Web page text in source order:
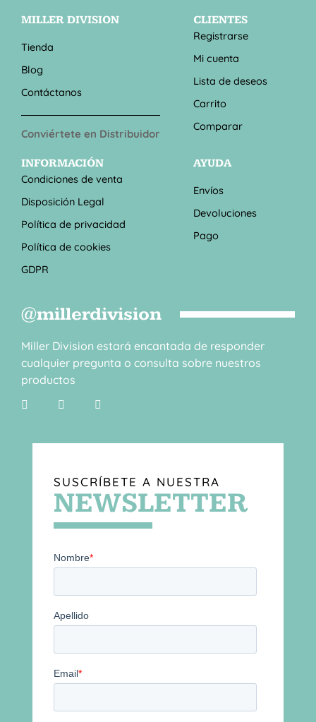
MILLER DIVISION
Tienda
Blog
Contáctanos
Conviértete en Distribuidor
CLIENTES
Registrarse
Mi cuenta
Lista de deseos
Carrito
Comparar
INFORMACIÓN
Condiciones de venta
Disposición Legal
Política de privacidad
Política de cookies
GDPR
AYUDA
Envíos
Devoluciones
Pago
@millerdivision
Miller Division estará encantada de responder
cualquier pregunta o consulta sobre nuestros
productos
SUSCRÍBETE A NUESTRA
NEWSLETTER